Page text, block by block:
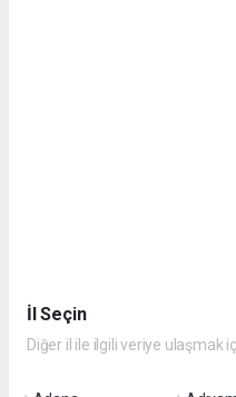
İl Seçin
Diğer il ile ilgili veriye ulaşmak